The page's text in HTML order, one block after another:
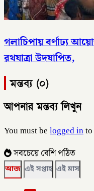
গলাচিপায় বর্ণাঢ্য
রথযাত্রা উদযাপিত,
মন্তব্য (০)
আপনার মন্তব্য লিখুন
You must belogged in
সবচেয়ে বেশি পঠিত
আজ এই সপ্তাহ এই মাস